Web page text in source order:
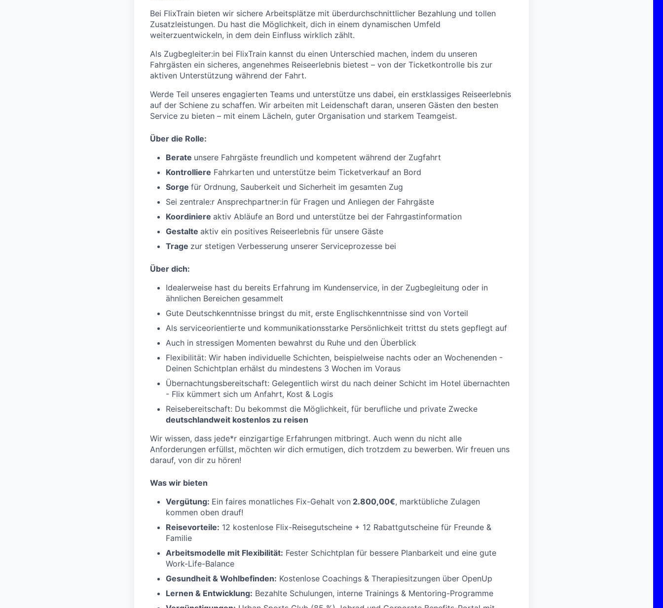
Bei FlixTrain bieten wir sichere Arbeitsplätze mit überdurchschnittlicher Bezahlung und tollen
Zusatzleistungen. Du hast die Möglichkeit, dich in einem dynamischen Umfeld
weiterzuentwickeln, in dem dein Einfluss wirklich zählt.
Als Zugbegleiter:in bei FlixTrain kannst du einen Unterschied machen, indem du unseren
Fahrgästen ein sicheres, angenehmes Reiseerlebnis bietest – von der Ticketkontrolle bis zur
aktiven Unterstützung während der Fahrt.
Werde Teil unseres engagierten Teams und unterstütze uns dabei, ein erstklassiges Reiseerlebnis
auf der Schiene zu schaffen. Wir arbeiten mit Leidenschaft daran, unseren Gästen den besten
Service zu bieten – mit einem Lächeln, guter Organisation und starkem Teamgeist.
Über die Rolle:
Berate unsere Fahrgäste freundlich und kompetent während der Zugfahrt
Kontrolliere Fahrkarten und unterstütze beim Ticketverkauf an Bord
Sorge für Ordnung, Sauberkeit und Sicherheit im gesamten Zug
Sei zentrale:r Ansprechpartner:in für Fragen und Anliegen der Fahrgäste
Koordiniere aktiv Abläufe an Bord und unterstütze bei der Fahrgastinformation
Gestalte aktiv ein positives Reiseerlebnis für unsere Gäste
Trage zur stetigen Verbesserung unserer Serviceprozesse bei
Über dich:
Idealerweise hast du bereits Erfahrung im Kundenservice, in der Zugbegleitung oder in
ähnlichen Bereichen gesammelt
Gute Deutschkenntnisse bringst du mit, erste Englischkenntnisse sind von Vorteil
Als serviceorientierte und kommunikationsstarke Persönlichkeit trittst du stets gepflegt auf
Auch in stressigen Momenten bewahrst du Ruhe und den Überblick
Flexibilität: Wir haben individuelle Schichten, beispielweise nachts oder an Wochenenden -
Deinen Schichtplan erhälst du mindestens 3 Wochen im Voraus
Übernachtungsbereitschaft: Gelegentlich wirst du nach deiner Schicht im Hotel übernachten
- Flix kümmert sich um Anfahrt, Kost & Logis
Reisebereitschaft: Du bekommst die Möglichkeit, für berufliche und private Zwecke
deutschlandweit kostenlos zu reisen
Wir wissen, dass jede*r einzigartige Erfahrungen mitbringt. Auch wenn du nicht alle
Anforderungen erfüllst, möchten wir dich ermutigen, dich trotzdem zu bewerben. Wir freuen uns
darauf, von dir zu hören!
Was wir bieten
Vergütung: Ein faires monatliches Fix-Gehalt von 2.800,00€, marktübliche Zulagen
kommen oben drauf!
Reisevorteile: 12 kostenlose Flix-Reisegutscheine + 12 Rabattgutscheine für Freunde &
Familie
Arbeitsmodelle mit Flexibilität: Fester Schichtplan für bessere Planbarkeit und eine gute
Work-Life-Balance
Gesundheit & Wohlbefinden: Kostenlose Coachings & Therapiesitzungen über OpenUp
Lernen & Entwicklung: Bezahlte Schulungen, interne Trainings & Mentoring-Programme